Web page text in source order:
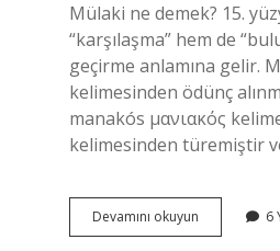
Mülaki ne demek? 15.
“karşılaşma” hem de
geçirme anlamına gelir.
kelimesinden ödünç
manakós μανιακός
kelimesinden türemiştir
Devamını okuyun
Hangi
6